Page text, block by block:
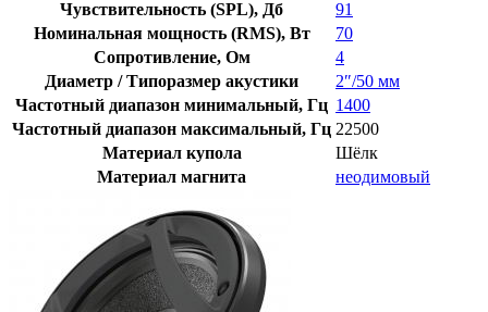
Чувствительность (SPL), Дб
91
Номинальная мощность (RMS), Вт
70
Сопротивление, Ом
4
Диаметр / Типоразмер акустики
2″/50 мм
Частотный диапазон минимальный, Гц 1400
Частотный диапазон максимальный, Гц 22500
Материал купола
Шёлк
Материал магнита
неодимовый